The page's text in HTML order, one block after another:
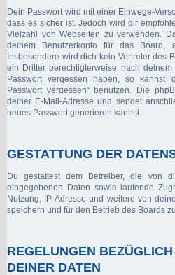
Dein Passwort wird mit einer Einwege-
dass es sicher ist. Jedoch wird dir
Vielzahl von Webseiten zu verwenden.
deinem Benutzerkonto für das
Insbesondere wird dich kein Vertreter des
ein Dritter berechtigterweise nach
Passwort vergessen haben, so kannst
Passwort vergessen“ benutzen. Die
deiner E-Mail-Adresse und sendet
neues Passwort generieren kannst.
GESTATTUNG DER
Du gestattest dem Betreiber, die von
eingegebenen Daten sowie laufende
Nutzung, IP-Adresse und weitere von
speichern und für den Betrieb des Boards
REGELUNGEN
DEINER DATEN